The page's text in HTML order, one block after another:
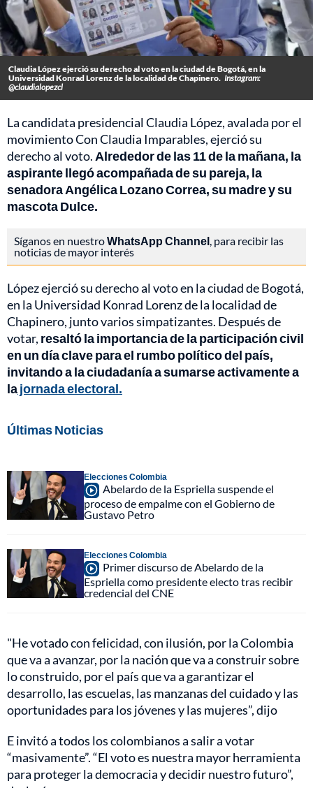
Claudia López ejerció su derecho al voto en la ciudad de Bogotá, en la
Universidad Konrad Lorenz de la localidad de Chapinero. Instagram:
@claudialopezcl
La candidata presidencial Claudia López, avalada por el
movimiento Con Claudia Imparables, ejerció su
derecho al voto. Alrededor de las 11 de la mañana, la
aspirante llegó acompañada de su pareja, la
senadora Angélica Lozano Correa, su madre y su
mascota Dulce.
Síganos en nuestroWhatsApp Channel, para recibir las
noticias de mayor interés
López ejerció su derecho al voto en la ciudad de Bogotá,
en la Universidad Konrad Lorenz de la localidad de
Chapinero, junto varios simpatizantes. Después de
votar, resaltó la importancia de la participación civil
en un día clave para el rumbo político del país,
invitando a la ciudadanía a sumarse activamente a
lajornada electoral.
Últimas Noticias
Elecciones Colombia
Abelardo de la Espriella suspende el
proceso de empalme con el Gobierno de
Gustavo Petro
Elecciones Colombia
Primer discurso de Abelardo de la
Espriella como presidente electo tras recibir
credencial del CNE
"He votado con felicidad, con ilusión, por la Colombia
que va a avanzar, por la nación que va a construir sobre
lo construido, por el país que va a garantizar el
desarrollo, las escuelas, las manzanas del cuidado y las
oportunidades para los jóvenes y las mujeres”, dijo
E invitó a todos los colombianos a salir a votar
“masivamente”. “El voto es nuestra mayor herramienta
para proteger la democracia y decidir nuestro futuro”,